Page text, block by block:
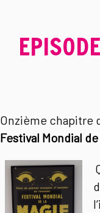
Onzième chapitre
Festival Mondial